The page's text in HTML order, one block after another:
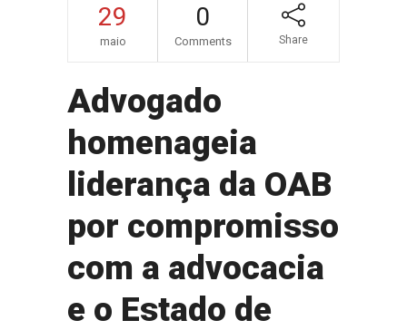
29
maio
0
Comments Share
Advogado
homenageia
liderança da OAB
por compromisso
com a advocacia
e o Estado de